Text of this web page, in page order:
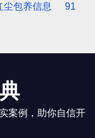
尘包养信息
91
案例，助你自信开